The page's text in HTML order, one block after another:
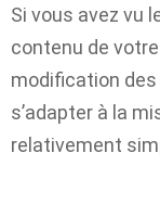
Si vous avez vu
contenu de
modification
s’adapter à la
relativement